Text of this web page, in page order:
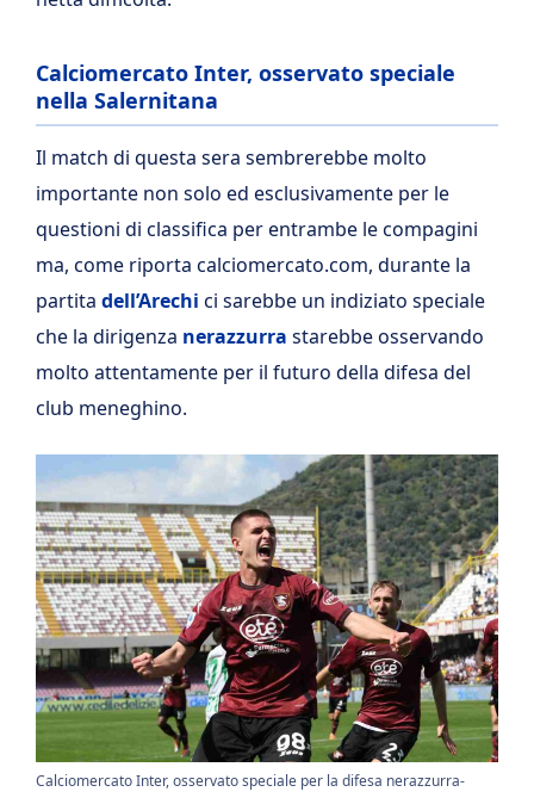
Calciomercato Inter, osservato speciale
nella Salernitana
Il match di questa sera sembrerebbe molto
importante non solo ed esclusivamente per le
questioni di classifica per entrambe le compagini
ma, come riporta calciomercato.com, durante la
partita dell’Arechi ci sarebbe un indiziato speciale
che la dirigenza nerazzurra starebbe osservando
molto attentamente per il futuro della difesa del
club meneghino.
Calciomercato Inter, osservato speciale per la difesa nerazzurra-